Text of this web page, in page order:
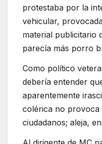
protestaba por la
vehicular,
material publicitario
parecía más porro
Como político
debería entender
aparentemente
colérica no provoca
ciudadanos; aleja,